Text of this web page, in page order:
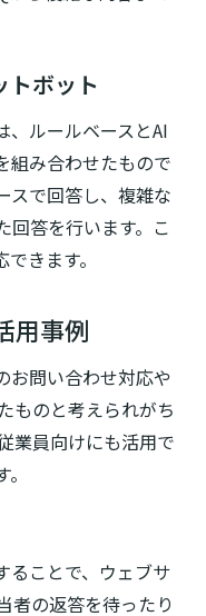
トボット
、ルールベースとAI
組み合わせたもので
スで回答し、複雑な
回答を行います。こ
きます。
用事例
お問い合わせ対応や
ものと考えられがち
業員向けにも活用で
ることで、ウェブサ
者の返答を待ったり